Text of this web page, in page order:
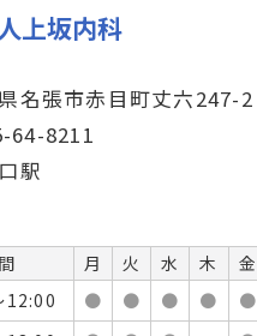
上坂内科
名張市赤目町丈六247-2
64-8211
駅
月 火 水 木 金
12:00
● ● ● ● ●